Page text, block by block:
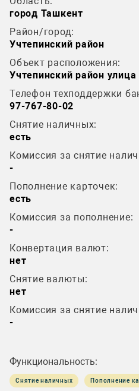
город Ташкент
Район/город:
Учтепинский район
Объект расположения:
Учтепинский район
Телефон техподдержки
97-767-80-02
Снятие наличных:
есть
Комиссия за снятие
-
Пополнение карточек:
есть
Комиссия за пополнение:
-
Конвертация валют:
нет
Снятие валюты:
нет
Комиссия за снятие
-
Функциональность:
Снятие наличных Пополнение